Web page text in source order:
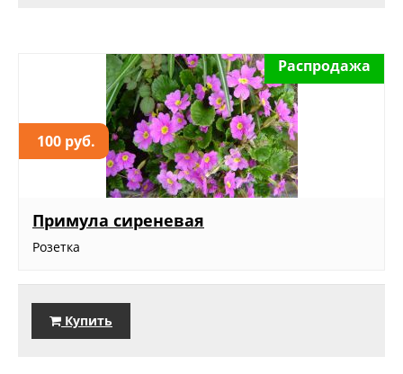
100 руб.
Распродажа
Примула сиреневая
Розетка
Купить